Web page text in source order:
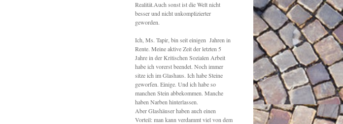
Realität.Auch sonst ist die Welt nicht
besser und nicht unkomplizierter
geworden.
Ich, Ms. Tapir, bin seit einigen Jahren in
Rente. Meine aktive Zeit der letzten 5
Jahre in der Kritischen Sozialen Arbeit
habe ich vorerst beendet. Noch immer
sitze ich im Glashaus. Ich habe Steine
geworfen. Einige. Und ich habe so
manchen Stein abbekommen. Manche
haben Narben hinterlassen.
Aber Glashäuser haben auch einen
Vorteil: man kann verdammt viel von dem